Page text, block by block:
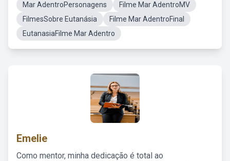
Mar AdentroPersonagens
Filme Mar AdentroMV
FilmesSobre Eutanásia
Filme Mar AdentroFinal
EutanasiaFilme Mar Adentro
Emelie
Como mentor, minha dedicação é total ao